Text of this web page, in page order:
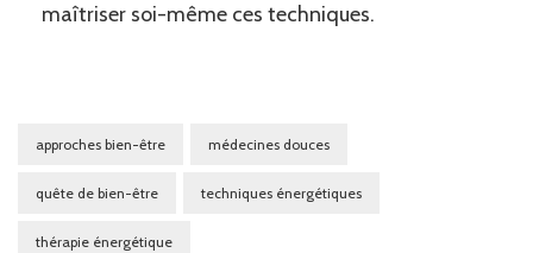
maîtriser soi-même ces techniques.
approches bien-être médecines douces
quête de bien-être techniques énergétiques
thérapie énergétique